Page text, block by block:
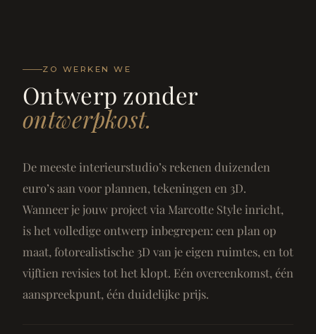
ZO WERKEN WE
Ontwerp zonder
ontwerpkost.
De meeste interieurstudio’s rekenen duizenden
euro’s aan voor plannen, tekeningen en 3D.
Wanneer je jouw project via Marcotte Style inricht,
is het volledige ontwerp inbegrepen: een plan op
maat, fotorealistische 3D van je eigen ruimtes, en tot
vijftien revisies tot het klopt. Eén overeenkomst, één
aanspreekpunt, één duidelijke prijs.